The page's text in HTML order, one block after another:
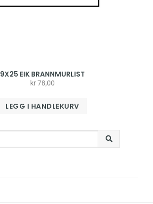
9X25 EIK BRANNMURLIST
kr78,00
LEGG I HANDLEKURV